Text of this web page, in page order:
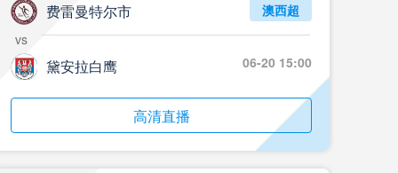
费雷曼特尔市
vs
黛安拉白鹰
澳西超
06-20 15:00
高清直播